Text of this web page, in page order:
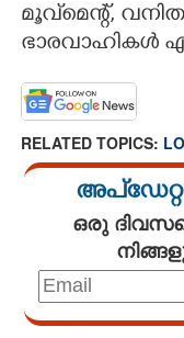
മൂവ്‌മെന്റ്,
ഭാരവാഹികൾ
RELATED TOPICS:
ഒരു